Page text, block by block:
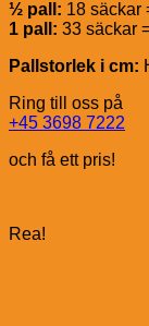
½ pall: 18 säckar
1 pall: 33 säckar
Pallstorlek i cm:
Ring till oss på
+45 3698 7222
och få ett pris!
Rea!